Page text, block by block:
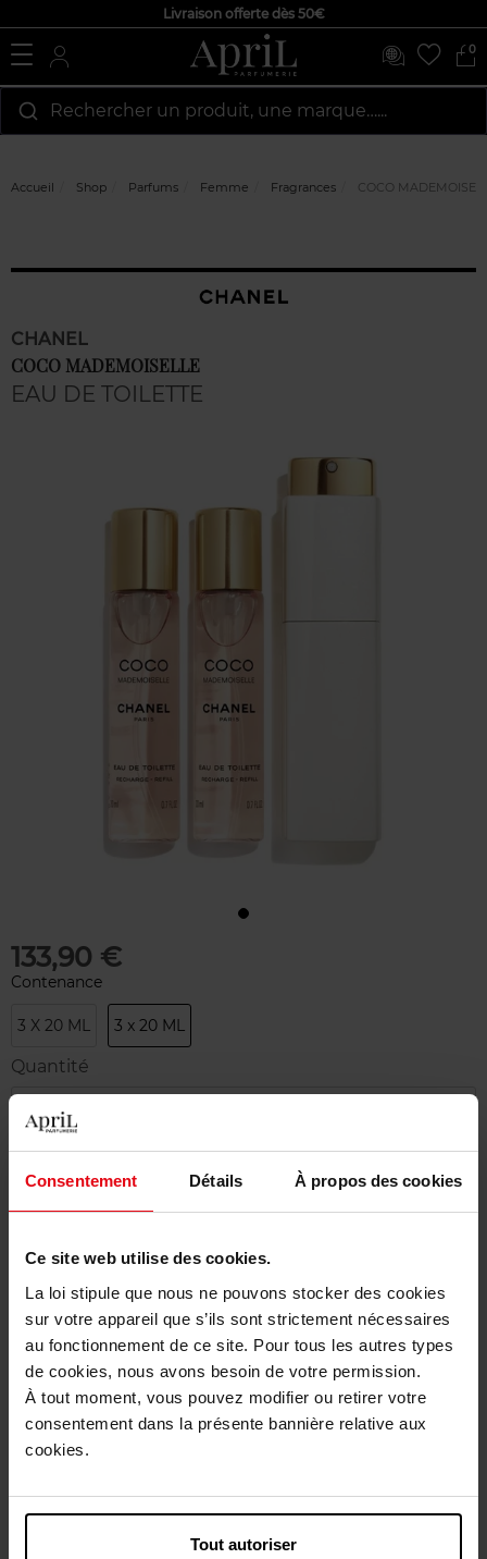
Consentement Détails À propos des cookies
Ce site web utilise des cookies.
La loi stipule que nous ne pouvons stocker des cookies
sur votre appareil que s’ils sont strictement nécessaires
au fonctionnement de ce site. Pour tous les autres types
de cookies, nous avons besoin de votre permission.
À tout moment, vous pouvez modifier ou retirer votre
consentement dans la présente bannière relative aux
cookies.
Tout autoriser
Livraison offerte dès 50€
0
Rechercher un produit, une marque…...
Accueil Shop Parfums Femme Fragrances COCO
CHANEL
COCO MADEMOISELLE
EAU DE TOILETTE
133,90 €
Contenance
3 X 20 ML 3 x 20 ML
Quantité
Livraison
Livraison gratuite à partir de 50€
Retour gratuit dans votre magasin
Caractéristiques